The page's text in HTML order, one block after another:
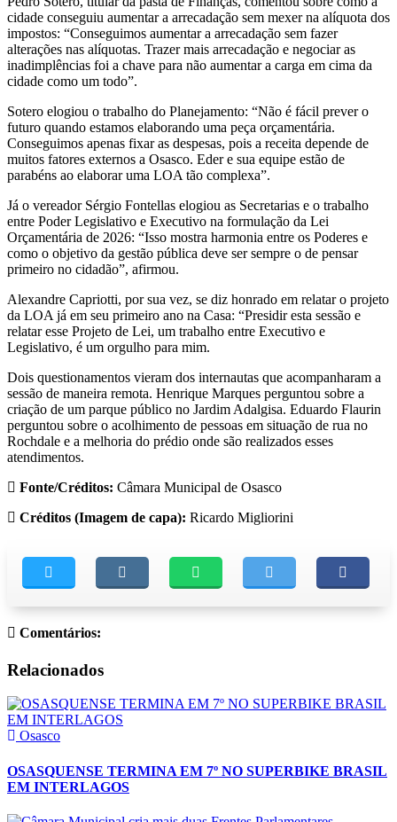
cidade conseguiu aumentar a arrecadação sem mexer na alíquota dos
impostos: “Conseguimos aumentar a arrecadação sem fazer
alterações nas alíquotas. Trazer mais arrecadação e negociar as
inadimplências foi a chave para não aumentar a carga em cima da
cidade como um todo”.
Sotero elogiou o trabalho do Planejamento: “Não é fácil prever o
futuro quando estamos elaborando uma peça orçamentária.
Conseguimos apenas fixar as despesas, pois a receita depende de
muitos fatores externos a Osasco. Eder e sua equipe estão de
parabéns ao elaborar uma LOA tão complexa”.
Já o vereador Sérgio Fontellas elogiou as Secretarias e o trabalho
entre Poder Legislativo e Executivo na formulação da Lei
Orçamentária de 2026: “Isso mostra harmonia entre os Poderes e
como o objetivo da gestão pública deve ser sempre o de pensar
primeiro no cidadão”, afirmou.
Alexandre Capriotti, por sua vez, se diz honrado em relatar o projeto
da LOA já em seu primeiro ano na Casa: “Presidir esta sessão e
relatar esse Projeto de Lei, um trabalho entre Executivo e
Legislativo, é um orgulho para mim.
Dois questionamentos vieram dos internautas que acompanharam a
sessão de maneira remota. Henrique Marques perguntou sobre a
criação de um parque público no Jardim Adalgisa. Eduardo Flaurin
perguntou sobre o acolhimento de pessoas em situação de rua no
Rochdale e a melhoria do prédio onde são realizados esses
atendimentos.
Fonte/Créditos: Câmara Municipal de Osasco
Créditos (Imagem de capa): Ricardo Migliorini
Comentários:
Relacionados
Osasco
OSASQUENSE TERMINA EM 7º NO SUPERBIKE BRASIL
EM INTERLAGOS